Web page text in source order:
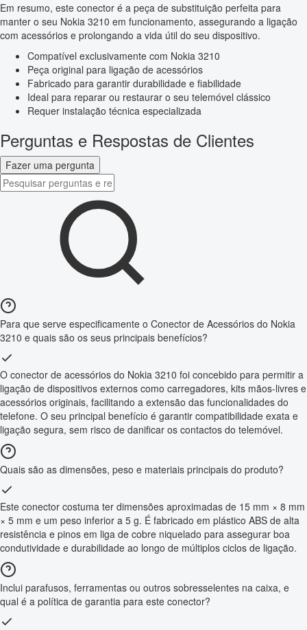
Em resumo, este conector é a peça de substituição perfeita para
manter o seu Nokia 3210 em funcionamento, assegurando a ligação
com acessórios e prolongando a vida útil do seu dispositivo.
Compatível exclusivamente com Nokia 3210
Peça original para ligação de acessórios
Fabricado para garantir durabilidade e fiabilidade
Ideal para reparar ou restaurar o seu telemóvel clássico
Requer instalação técnica especializada
Perguntas e Respostas de Clientes
Fazer uma pergunta
Para que serve especificamente o Conector de Acessórios do Nokia
3210 e quais são os seus principais benefícios?
O conector de acessórios do Nokia 3210 foi concebido para permitir a
ligação de dispositivos externos como carregadores, kits mãos-livres e
acessórios originais, facilitando a extensão das funcionalidades do
telefone. O seu principal benefício é garantir compatibilidade exata e
ligação segura, sem risco de danificar os contactos do telemóvel.
Quais são as dimensões, peso e materiais principais do produto?
Este conector costuma ter dimensões aproximadas de 15 mm × 8 mm
× 5 mm e um peso inferior a 5 g. É fabricado em plástico ABS de alta
resistência e pinos em liga de cobre niquelado para assegurar boa
condutividade e durabilidade ao longo de múltiplos ciclos de ligação.
Inclui parafusos, ferramentas ou outros sobresselentes na caixa, e
qual é a política de garantia para este conector?